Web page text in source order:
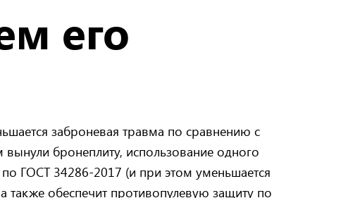
его
заброневая травма по сравнению с
бронеплиту, использование одного
ГОСТ 34286‑2017 (и при этом уменьшается
также обеспечит противопулевую защиту по